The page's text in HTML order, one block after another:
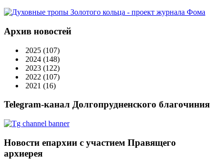
Архив новостей
2025 (107)
2024 (148)
2023 (122)
2022 (107)
2021 (16)
Telegram-канал Долгопрудненского благочиния
Новости епархии с участием Правящего
архиерея